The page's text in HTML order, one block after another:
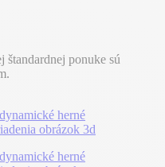
štandardnej ponuke sú